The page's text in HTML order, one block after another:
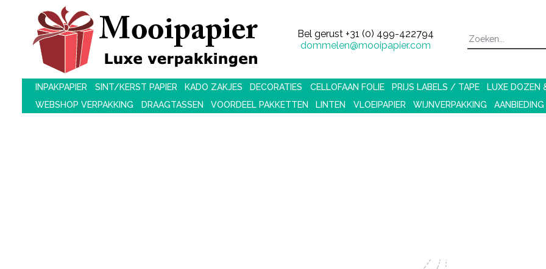
Bel gerust +31 (0) 499-422794
dommelen@mooipapier.com
INPAKPAPIER SINT/KERST PAPIER KADO ZAKJES DECORATIES CELLOFAAN FOLIE PRIJS LABELS / TAPE LUXE DOZEN
WEBSHOP VERPAKKING
DRAAGTASSEN VOORDEEL PAKKETTEN LINTEN VLOEIPAPIER WIJNVERPAKKING